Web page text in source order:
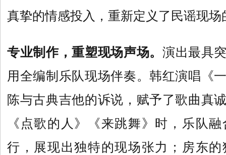
真挚的情感投入，重新定义了民谣现场
专业制作，重塑现场声场。 演出最具
用全编制乐队现场伴奏。韩红演唱《
陈与古典吉他的诉说，赋予了歌曲真
《点歌的人》《来跳舞》时，乐队
行，展现出独特的现场张力；房东